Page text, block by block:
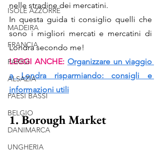
ISOLE AZZORRE
MADEIRA
FRANCIA
PARIGI
ALSAZIA
PAESI BASSI
BELGIO
DANIMARCA
UNGHERIA
nelle stradine dei mercatini.
In questa guida ti consiglio quelli che
sono i migliori mercati e mercatini di
Londra secondo me!
LEGGI ANCHE: Organizzare un viaggio
a Londra risparmiando: consigli e
informazioni utili
1. Borough Market